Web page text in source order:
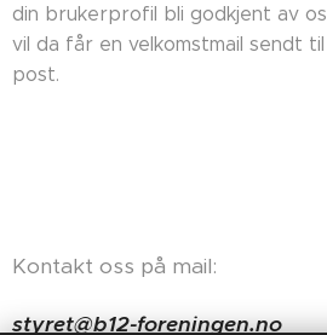
din brukerprofil bli godkjent av
vil da får en velkomstmail sendt
post.
Kontakt oss på mail:
styret@b12-foreningen.no